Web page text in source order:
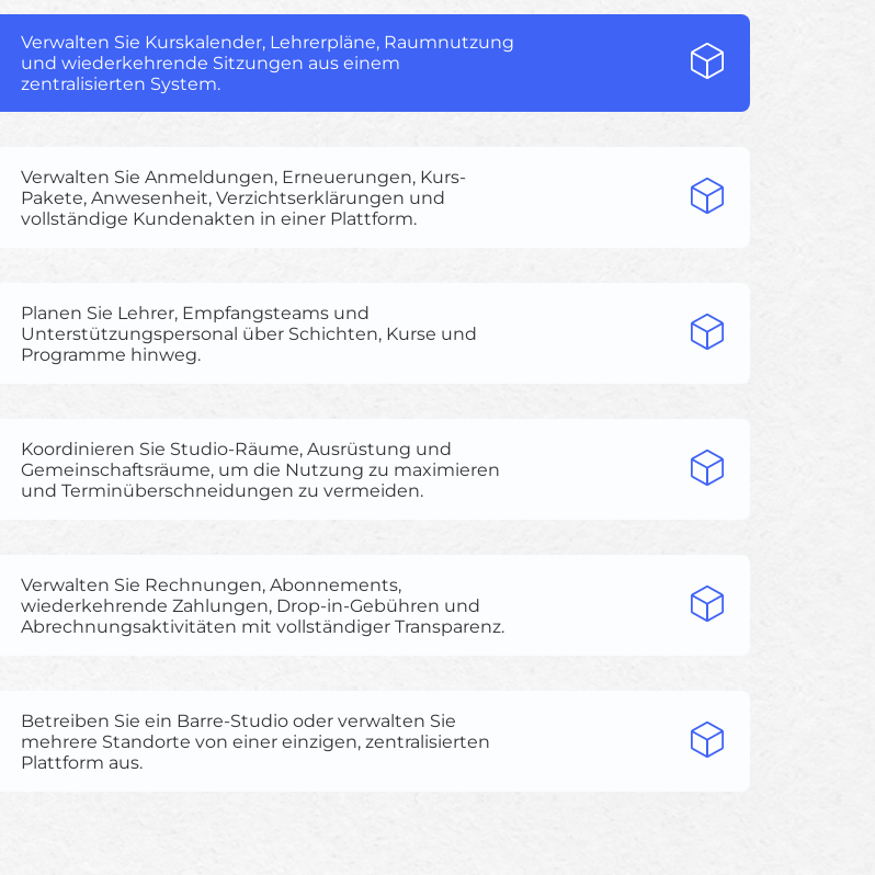
Verwalten Sie Kurskalender, Lehrerpläne, Raumnutzung
und wiederkehrende Sitzungen aus einem
zentralisierten System.
Verwalten Sie Anmeldungen, Erneuerungen, Kurs-
Pakete, Anwesenheit, Verzichtserklärungen und
vollständige Kundenakten in einer Plattform.
Planen Sie Lehrer, Empfangsteams und
Unterstützungspersonal über Schichten, Kurse und
Programme hinweg.
Koordinieren Sie Studio-Räume, Ausrüstung und
Gemeinschaftsräume, um die Nutzung zu maximieren
und Terminüberschneidungen zu vermeiden.
Verwalten Sie Rechnungen, Abonnements,
wiederkehrende Zahlungen, Drop-in-Gebühren und
Abrechnungsaktivitäten mit vollständiger Transparenz.
Betreiben Sie ein Barre-Studio oder verwalten Sie
mehrere Standorte von einer einzigen, zentralisierten
Plattform aus.